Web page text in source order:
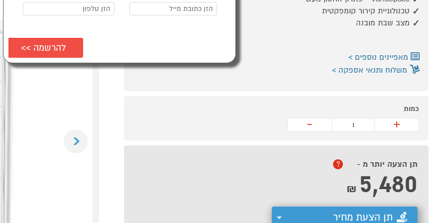
טכנולוגיית קירור קומפקטית
מצב שבת מובנה
מאפיינים נוספים
משלוח ותנאי אספקה
כמות
+
-
תן הצעה יותר מ - ?
5,480
₪
תן הצעת מחיר